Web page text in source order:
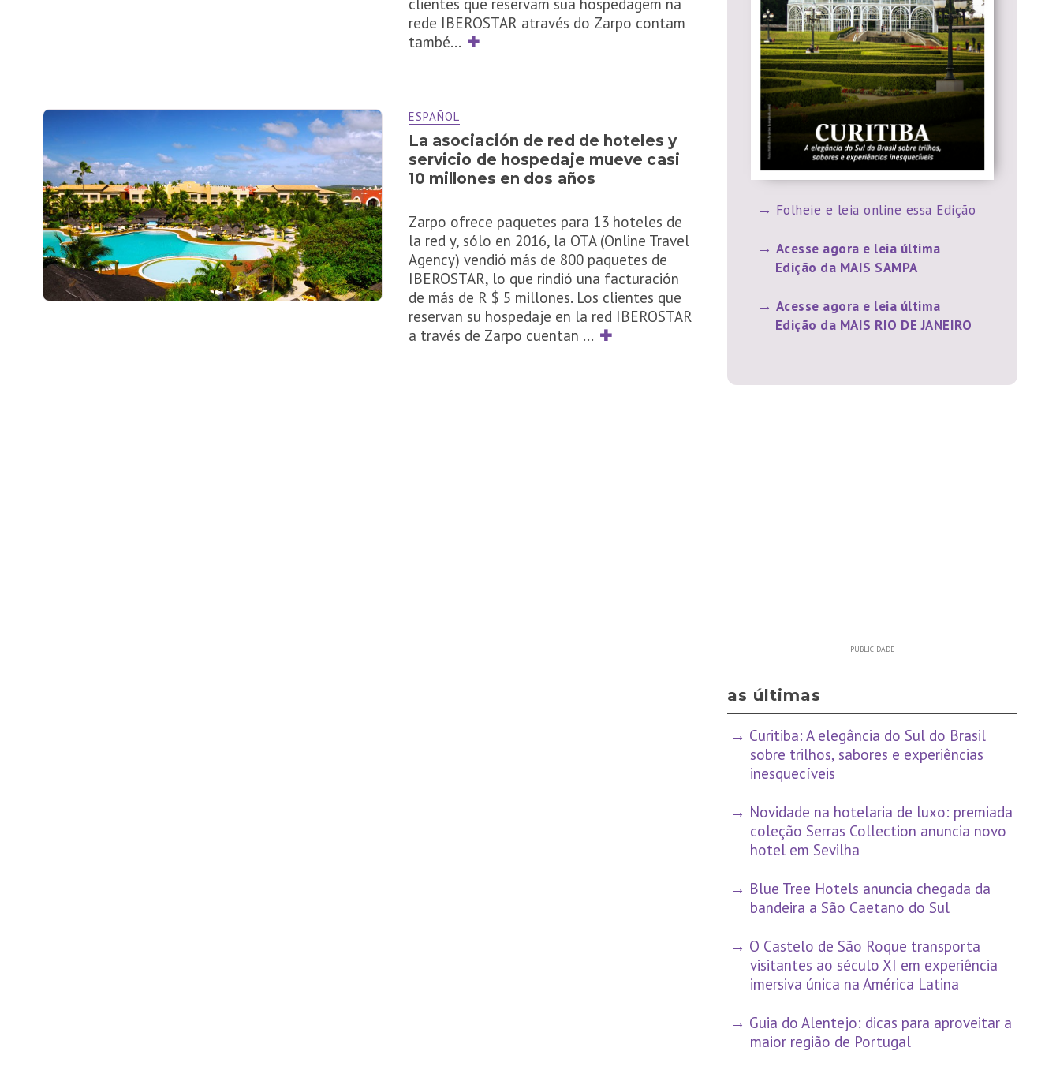
clientes que reservam sua hospedagem na
rede IBEROSTAR através do Zarpo contam
també... ✚
ESPAÑOL
La asociación de red de hoteles y
servicio de hospedaje mueve casi
10 millones en dos años
Zarpo ofrece paquetes para 13 hoteles de
la red y, sólo en 2016, la OTA (Online Travel
Agency) vendió más de 800 paquetes de
IBEROSTAR, lo que rindió una facturación
de más de R $ 5 millones. Los clientes que
reservan su hospedaje en la red IBEROSTAR
a través de Zarpo cuentan ... ✚
Folheie e leia online essa Edição
Acesse agora e leia última
Edição da MAIS SAMPA
Acesse agora e leia última
Edição da MAIS RIO DE JANEIRO
PUBLICIDADE
as últimas
Curitiba: A elegância do Sul do Brasil
sobre trilhos, sabores e experiências
inesquecíveis
Novidade na hotelaria de luxo: premiada
coleção Serras Collection anuncia novo
hotel em Sevilha
Blue Tree Hotels anuncia chegada da
bandeira a São Caetano do Sul
O Castelo de São Roque transporta
visitantes ao século XI em experiência
imersiva única na América Latina
Guia do Alentejo: dicas para aproveitar a
maior região de Portugal